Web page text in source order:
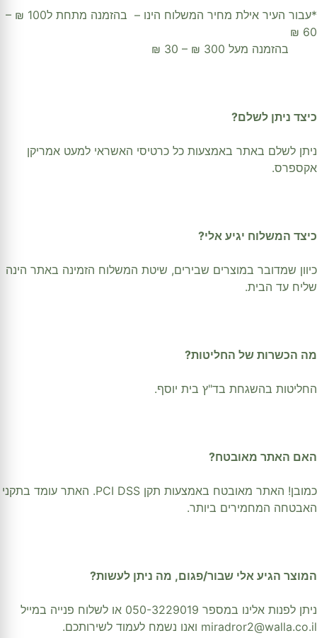
*עבור העיר אילת מחיר המשלוח הינו – בהזמנה מתחת ל100 ₪ –
60 ₪
בהזמנה מעל 300 ₪ – 30 ₪
כיצד ניתן לשלם?
ניתן לשלם באתר באמצעות כל כרטיסי האשראי למעט אמריקן
אקספרס.
כיצד המשלוח יגיע אלי?
כיוון שמדובר במוצרים שבירים, שיטת המשלוח הזמינה באתר הינה
שליח עד הבית.
מה הכשרות של החליטות?
החליטות בהשגחת בד"ץ בית יוסף.
האם האתר מאובטח?
כמובן! האתר מאובטח באמצעות תקן PCI DSS. האתר עומד בתקני
האבטחה המחמירים ביותר.
המוצר הגיע אלי שבור/פגום, מה ניתן לעשות?
ניתן לפנות אלינו במספר 050-3229019 או לשלוח פנייה במייל
miradror2@walla.co.il ואנו נשמח לעמוד לשירותכם.